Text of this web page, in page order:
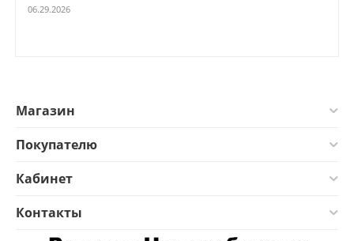
06.29.2026
Магазин
Покупателю
Кабинет
Контакты